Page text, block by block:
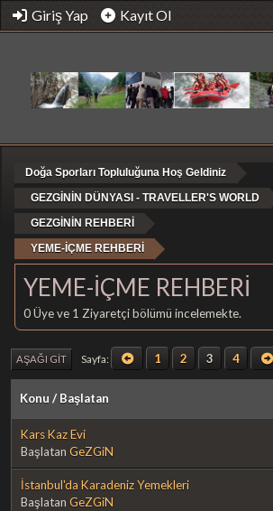
Giriş Yap Kayıt Ol
Doğa Sporları Topluluğuna Hoş Geldiniz
GEZGİNİN DÜNYASI - TRAVELLER'S WORLD
GEZGİNİN REHBERİ
YEME-İÇME REHBERİ
YEME-İÇME REHBERİ
0 Üye ve 1 Ziyaretçi bölümü incelemekte.
AŞAĞI GIT Sayfa 1 2 3 4
Konu / Başlatan
Kars Kaz Evi
Başlatan GeZGiN
İstanbul'da Karadeniz Yemekleri
Başlatan GeZGiN